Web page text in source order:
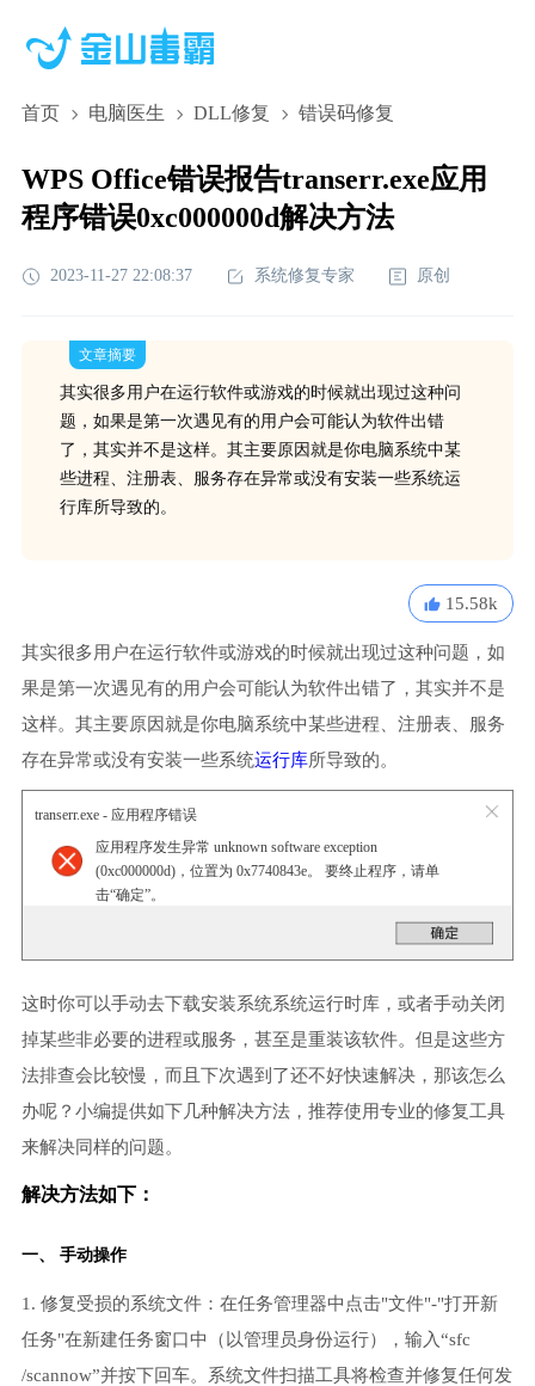
首页 电脑医生 DLL修复 错误码修复
WPS Office错误报告transerr.exe应用
程序错误0xc000000d解决方法
2023-11-27 22:08:37 系统修复专家 原创
文章摘要
其实很多用户在运行软件或游戏的时候就出现过这种问
题，如果是第一次遇见有的用户会可能认为软件出错
了，其实并不是这样。其主要原因就是你电脑系统中某
些进程、注册表、服务存在异常或没有安装一些系统运
行库所导致的。
15.58k
其实很多用户在运行软件或游戏的时候就出现过这种问题，如
果是第一次遇见有的用户会可能认为软件出错了，其实并不是
这样。其主要原因就是你电脑系统中某些进程、注册表、服务
存在异常或没有安装一些系统运行库所导致的。
transerr.exe - 应用程序错误
应用程序发生异常 unknown software exception
(0xc000000d)，位置为 0x7740843e。 要终止程序，请单
击“确定”。
这时你可以手动去下载安装系统系统运行时库，或者手动关闭
掉某些非必要的进程或服务，甚至是重装该软件。但是这些方
法排查会比较慢，而且下次遇到了还不好快速解决，那该怎么
办呢？小编提供如下几种解决方法，推荐使用专业的修复工具
来解决同样的问题。
解决方法如下：
一、 手动操作
1. 修复受损的系统文件：在任务管理器中点击"文件"-"打开新
任务"在新建任务窗口中（以管理员身份运行），输入“sfc
/scannow”并按下回车。系统文件扫描工具将检查并修复任何发